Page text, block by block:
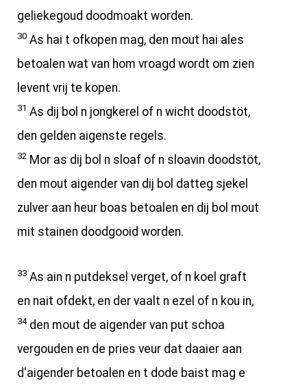
geliekegoud doodmoakt worden.
30 As hai t ofkopen mag, den mout hai ales
betoalen wat van hom vroagd wordt om zien
levent vrij te kopen.
31 As dij bol n jongkerel of n wicht doodstöt,
den gelden aigenste regels.
32 Mor as dij bol n sloaf of n sloavin doodstöt,
den mout aigender van dij bol datteg sjekel
zulver aan heur boas betoalen en dij bol mout
mit stainen doodgooid worden.
33 As ain n putdeksel verget, of n koel graft
en nait ofdekt, en der vaalt n ezel of n kou in,
34den mout de aigender van put schoa
vergouden en de pries veur dat daaier aan
d'aigender betoalen en t dode baist mag e